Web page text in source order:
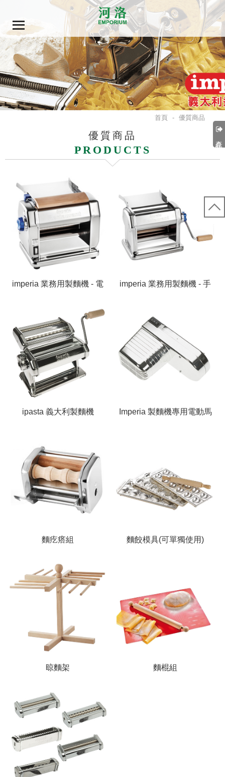
優質商品
PRODUCTS
首頁 - 優質商品
imperia 業務用製麵機 - 電
imperia 業務用製麵機 - 手
ipasta 義大利製麵機
Imperia 製麵機專用電動馬
麵疙瘩組 麵餃模具(可單獨使用)
晾麵架 麵棍組